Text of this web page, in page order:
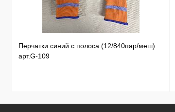
Перчатки синий с полоса (12/840пар/меш)
арт.G-109